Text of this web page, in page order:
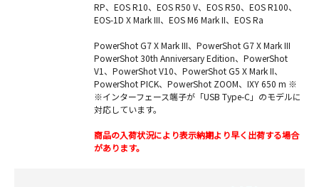
RP、EOS R10、EOS R50 V、EOS R50、EOS R100、
EOS-1D X Mark III、EOS M6 Mark II、EOS Ra
PowerShot G7 X Mark III、PowerShot G7 X Mark III
PowerShot 30th Anniversary Edition、PowerShot
V1、PowerShot V10、PowerShot G5 X Mark II、
PowerShot PICK、PowerShot ZOOM、IXY 650 m ※
※インターフェース端子が「USB Type-C」のモデルに
対応しています。
商品の入荷状況により表示納期より早く出荷する場合
があります。